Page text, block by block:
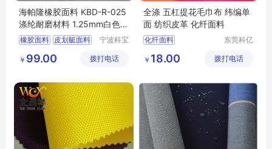
海帕隆橡胶面料 KBD-R-025
涤纶耐磨材料 1.25mm白色皮
划艇面料
橡胶面料 皮划艇面料
海帕隆橡胶面料
宁波科宝
有限公司
￥ 99.00 拨打电话
全涤 五杠提花毛巾布 纬编单
面 纺织皮革 化纤面料
化纤面料
东莞科亿
公司
￥ 18.00 拨打电话